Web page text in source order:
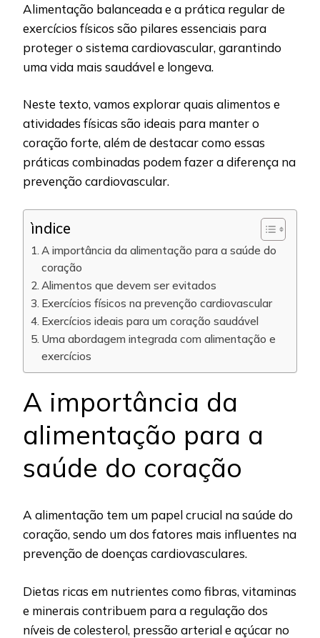
Alimentação balanceada e a prática regular de
exercícios físicos são pilares essenciais para
proteger o sistema cardiovascular, garantindo
uma vida mais saudável e longeva.
Neste texto, vamos explorar quais alimentos e
atividades físicas são ideais para manter o
coração forte, além de destacar como essas
práticas combinadas podem fazer a diferença na
prevenção cardiovascular.
ìndice
A importância da alimentação para a saúde do
coração
Alimentos que devem ser evitados
Exercícios físicos na prevenção cardiovascular
Exercícios ideais para um coração saudável
Uma abordagem integrada com alimentação e
exercícios
A importância da
alimentação para a
saúde do coração
A alimentação tem um papel crucial na saúde do
coração, sendo um dos fatores mais influentes na
prevenção de doenças cardiovasculares.
Dietas ricas em nutrientes como fibras, vitaminas
e minerais contribuem para a regulação dos
níveis de colesterol, pressão arterial e açúcar no